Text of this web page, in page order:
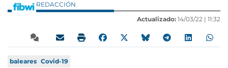
REDACCIÓN
Actualizado: 14/03/22 | 11:32
baleares Covid-19